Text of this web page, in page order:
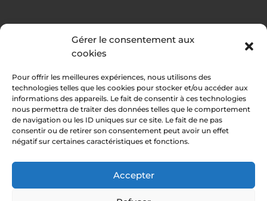
Gérer le consentement aux
cookies
Pour offrir les meilleures expériences, nous utilisons des
technologies telles que les cookies pour stocker et/ou accéder aux
informations des appareils. Le fait de consentir à ces technologies
nous permettra de traiter des données telles que le comportement
de navigation ou les ID uniques sur ce site. Le fait de ne pas
consentir ou de retirer son consentement peut avoir un effet
négatif sur certaines caractéristiques et fonctions.
Accepter
RÉALISATION